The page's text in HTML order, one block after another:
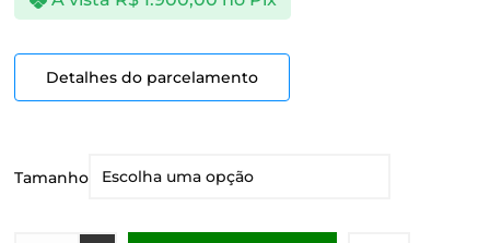
Detalhes do parcelamento
Tamanho